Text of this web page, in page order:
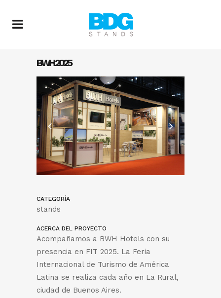
BWH 2025
CATEGORÍA
stands
ACERCA DEL PROYECTO
Acompañamos a BWH Hotels con su
presencia en FIT 2025. La Feria
Internacional de Turismo de América
Latina se realiza cada año en La Rural,
ciudad de Buenos Aires.